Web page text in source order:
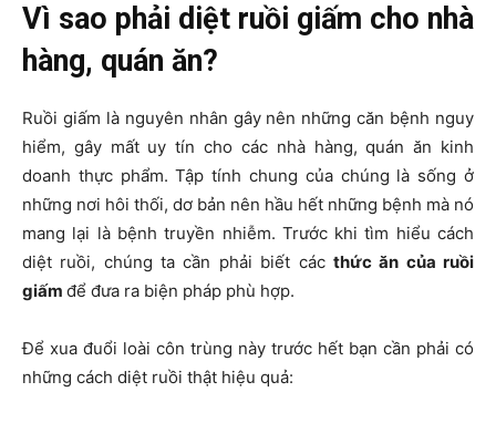
Vì sao phải diệt ruồi giấm cho nhà
hàng, quán ăn?
Ruồi giấm là nguyên nhân gây nên những căn bệnh nguy
hiểm, gây mất uy tín cho các nhà hàng, quán ăn kinh
doanh thực phẩm. Tập tính chung của chúng là sống ở
những nơi hôi thối, dơ bản nên hầu hết những bệnh mà nó
mang lại là bệnh truyền nhiễm. Trước khi tìm hiểu cách
diệt ruồi, chúng ta cần phải biết các thức ăn của ruồi
giấm để đưa ra biện pháp phù hợp.
Để xua đuổi loài côn trùng này trước hết bạn cần phải có
những cách diệt ruồi thật hiệu quả: